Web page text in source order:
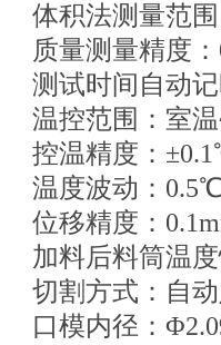
体积法测量范
质量测量精度：
测试时间自动
温控范围：室
控温精度：
温度波动：
位移精度：
加料后料筒温
切割方式：自
口模内径：